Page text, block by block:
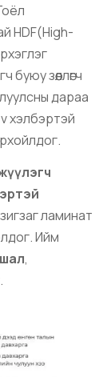
HDF(High-
зөөллөгч
дараа
хэлбэртэй
ламинат
Ийм
,